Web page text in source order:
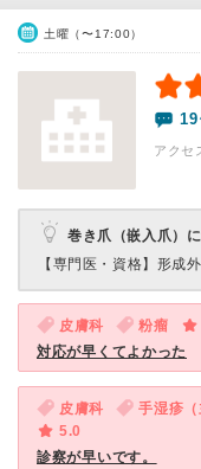
土曜（〜17:00）
アク
巻き爪（嵌入爪）
【専門医・資格】 形成
皮膚科 粉瘤
対応が早くてよかった
皮膚科 手湿疹（
5.0
診察が早いです。